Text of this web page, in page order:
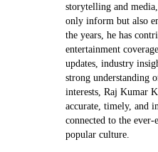
storytelling and
only inform but also
the years, he has
entertainment
updates, industry
strong understanding
interests, Raj Kumar
accurate, timely, and
connected to the
popular culture.